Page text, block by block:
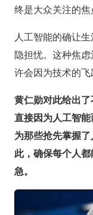
终是大众关注的焦
人工智能的确让
隐担忧。这种焦
许会因为技术的飞
黄仁勋对此给出
直接因为人工智
为那些抢先掌握
此，确保每个人
急。